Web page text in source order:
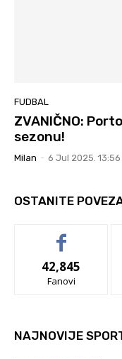
FUDBAL
ZVANIČNO:
sezonu!
Milan - 6 Jul 2025. 13:56
OSTANITE
42,845
Fanovi
NAJNOVIJE